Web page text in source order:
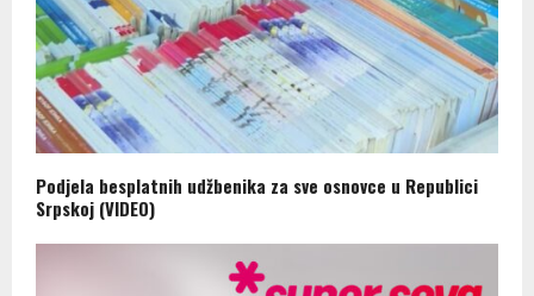
Podjela besplatnih udžbenika za sve osnovce u Republici
Srpskoj (VIDEO)